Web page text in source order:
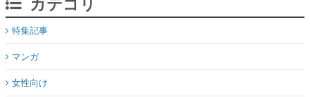
特集記事
マンガ
女性向け